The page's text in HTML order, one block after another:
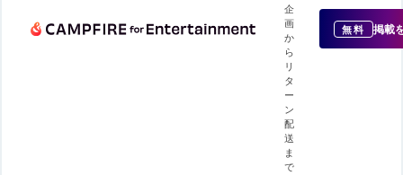
企
画
か
ら
リ
タ
ー
ン
配
送
ま
で
無料 掲載